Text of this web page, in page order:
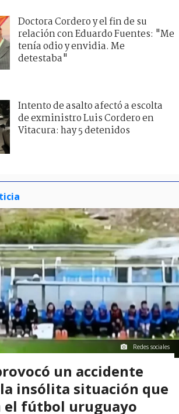
Doctora Cordero y el fin de su
relación con Eduardo Fuentes: "Me
tenía odio y envidia. Me
detestaba"
Intento de asalto afectó a escolta
de exministro Luis Cordero en
Vitacura: hay 5 detenidos
Redes sociales
un accidente
insólita situación que
el fútbol uruguayo